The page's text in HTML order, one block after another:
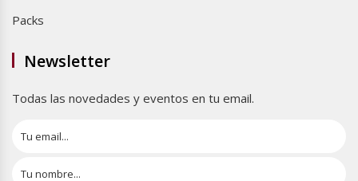
Packs
Newsletter
Todas las novedades y eventos en tu email.